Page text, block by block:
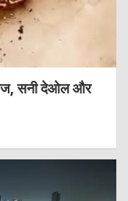
सनी देओल और